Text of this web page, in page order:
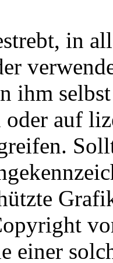
in
ihm
oder auf
einer